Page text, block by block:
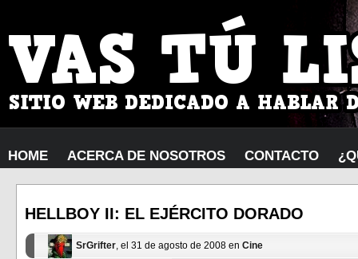
HOME ACERCA DE NOSOTROS CONTACTO
HELLBOY II: EL EJÉRCITO DORADO
SrGrifter, el 31 de agosto de 2008 en Cine